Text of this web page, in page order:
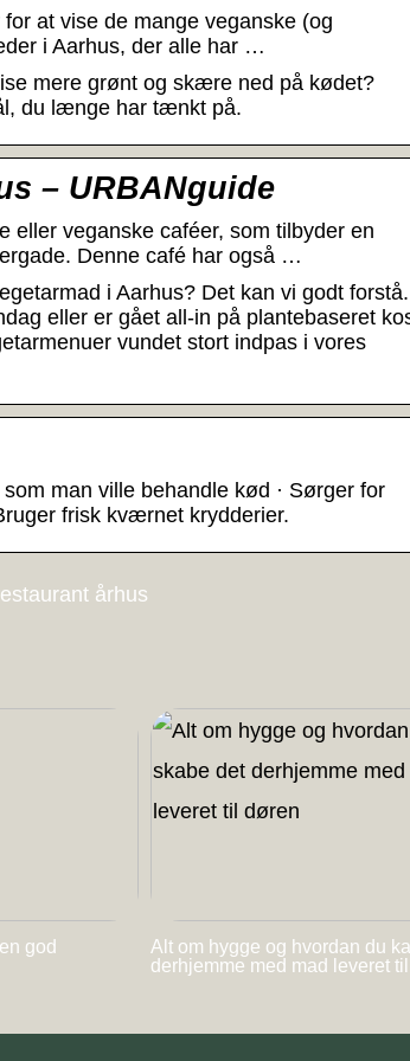
at vise de mange veganske (og
i Aarhus, der alle har …
mere grønt og skære ned på kødet?
du længe har tænkt på.
– URBANguide
veganske caféer, som tilbyder en
Denne café har også …
i Aarhus? Det kan vi godt forstå.
eller er gået all-in på plantebaseret
vundet stort indpas i vores
man ville behandle kød · Sørger for
frisk kværnet krydderier.
århus
god
Alt om hygge og hvordan du
derhjemme med mad leveret